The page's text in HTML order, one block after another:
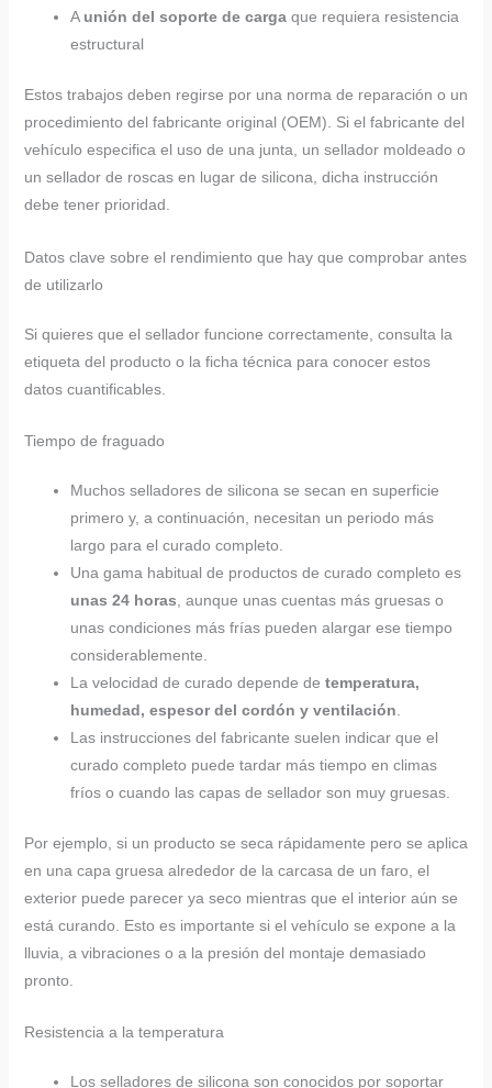
A unión del soporte de cargaque requiera resistencia
estructural
Estos trabajos deben regirse por una norma de reparación o un
procedimiento del fabricante original (OEM). Si el fabricante del
vehículo especifica el uso de una junta, un sellador moldeado o
un sellador de roscas en lugar de silicona, dicha instrucción
debe tener prioridad.
Datos clave sobre el rendimiento que hay que comprobar antes
de utilizarlo
Si quieres que el sellador funcione correctamente, consulta la
etiqueta del producto o la ficha técnica para conocer estos
datos cuantificables.
Tiempo de fraguado
Muchos selladores de silicona se secan en superficie
primero y, a continuación, necesitan un periodo más
largo para el curado completo.
Una gama habitual de productos de curado completo es
unas 24 horas , aunque unas cuentas más gruesas o
unas condiciones más frías pueden alargar ese tiempo
considerablemente.
La velocidad de curado depende de temperatura,
humedad, espesor del cordón y ventilación
Las instrucciones del fabricante suelen indicar que el
curado completo puede tardar más tiempo en climas
fríos o cuando las capas de sellador son muy gruesas.
Por ejemplo, si un producto se seca rápidamente pero se aplica
en una capa gruesa alrededor de la carcasa de un faro, el
exterior puede parecer ya seco mientras que el interior aún se
está curando. Esto es importante si el vehículo se expone a la
lluvia, a vibraciones o a la presión del montaje demasiado
pronto.
Resistencia a la temperatura
Los selladores de silicona son conocidos por soportar